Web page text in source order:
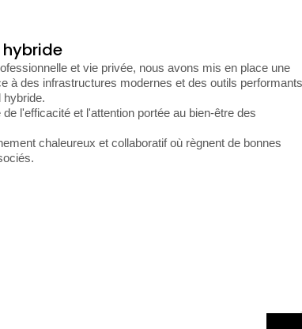
et vie privée, nous avons mis en place une
à des infrastructures modernes et des outils
hybride.
l'efficacité et l'attention portée au bien-être des
chaleureux et collaboratif où règnent de bonnes